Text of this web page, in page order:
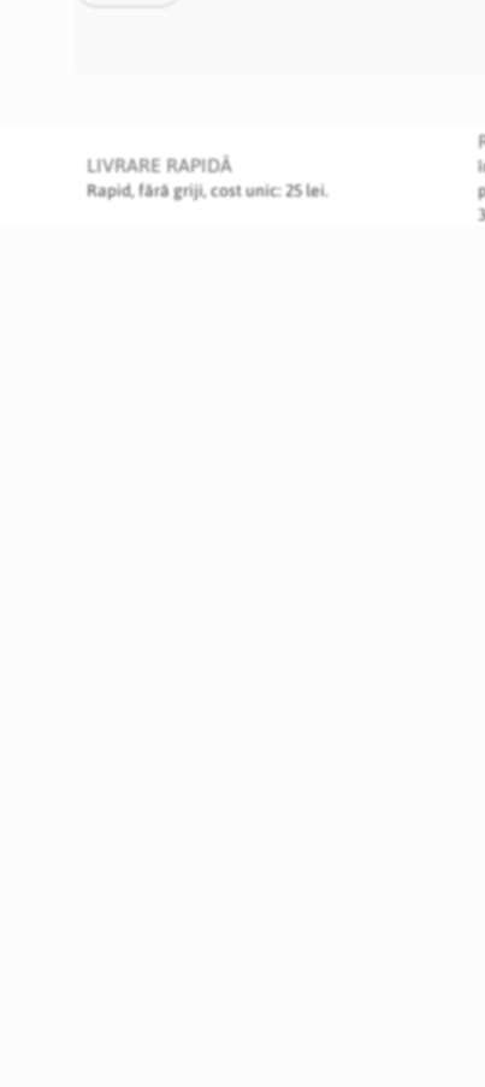
LIVRARE RAPIDĂ
Rapid, fără griji, cost unic: 25 lei.